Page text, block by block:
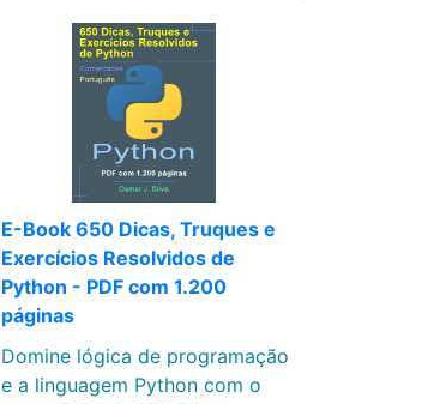
E-Book 650 Dicas, Truques e
Exercícios Resolvidos de
Python - PDF com 1.200
páginas
Domine lógica de programação
e a linguagem Python com o